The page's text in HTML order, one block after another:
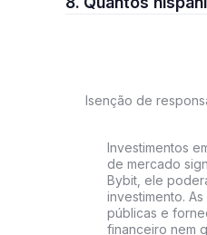
Isenção de
Investimentos
de mercado
Bybit, ele
investimento.
públicas e
financeiro nem